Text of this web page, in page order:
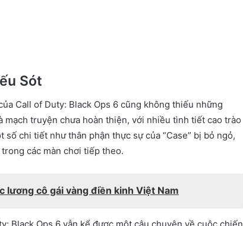
Sót
Call of Duty: Black Ops 6 cũng không thiếu những
truyện chưa hoàn thiện, với nhiều tình tiết cao trào
chi tiết như thân phận thực sự của “Case” bị bỏ ngỏ,
các màn chơi tiếp theo.
lương cô gái vàng điền kinh Việt Nam